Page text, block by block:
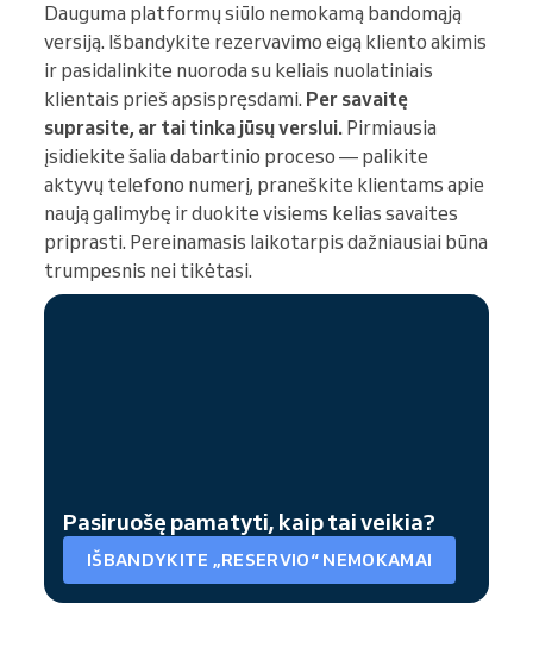
Dauguma platformų siūlo nemokamą bandomąją
versiją. Išbandykite rezervavimo eigą kliento akimis
ir pasidalinkite nuoroda su keliais nuolatiniais
klientais prieš apsispręsdami. Per savaitę
suprasite, ar tai tinka jūsų verslui. Pirmiausia
įsidiekite šalia dabartinio proceso — palikite
aktyvų telefono numerį, praneškite klientams apie
naują galimybę ir duokite visiems kelias savaites
priprasti. Pereinamasis laikotarpis dažniausiai būna
trumpesnis nei tikėtasi.
Pasiruošę pamatyti, kaip tai veikia?
IŠBANDYKITE „RESERVIO“ NEMOKAMAI